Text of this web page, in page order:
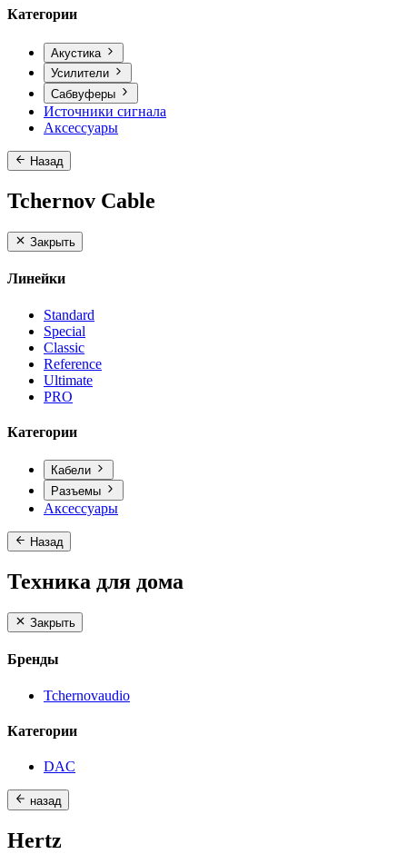
Категории
Акустика
Усилители
Сабвуферы
Источники сигнала
Аксессуары
Назад
Tchernov Cable
Закрыть
Линейки
Standard
Special
Classic
Reference
Ultimate
PRO
Категории
Кабели
Разъемы
Аксессуары
Назад
Техника для дома
Закрыть
Бренды
Tchernovaudio
Категории
DAC
назад
Hertz